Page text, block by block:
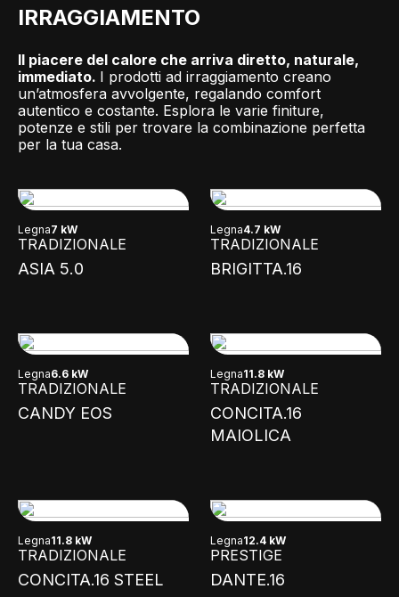
IRRAGGIAMENTO
Il piacere del calore che arriva diretto, naturale,
immediato. I prodotti ad irraggiamento creano
un’atmosfera avvolgente, regalando comfort
autentico e costante. Esplora le varie finiture,
potenze e stili per trovare la combinazione perfetta
per la tua casa.
Legna7 kW
TRADIZIONALE
ASIA 5.0
Legna4.7 kW
TRADIZIONALE
BRIGITTA.16
Legna6.6 kW
TRADIZIONALE
CANDY EOS
Legna11.8 kW
TRADIZIONALE
CONCITA.16
MAIOLICA
Legna11.8 kW
TRADIZIONALE
CONCITA.16 STEEL
Legna12.4 kW
PRESTIGE
DANTE.16